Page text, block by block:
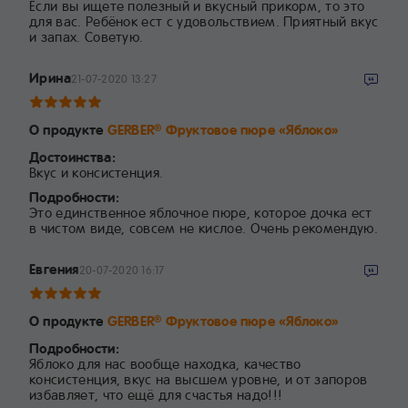
Если вы ищете полезный и вкусный прикорм, то это
для вас. Ребёнок ест с удовольствием. Приятный вкус
и запах. Советую.
Ирина21-07-2020 13:27
О продукте GERBER® Фруктовое пюре «Яблоко»
Достоинства:
Вкус и консистенция.
Подробности:
Это единственное яблочное пюре, которое дочка ест
в чистом виде, совсем не кислое. Очень рекомендую.
Евгения20-07-2020 16:17
О продукте GERBER® Фруктовое пюре «Яблоко»
Подробности:
Яблоко для нас вообще находка, качество
консистенция, вкус на высшем уровне, и от запоров
избавляет, что ещё для счастья надо!!!